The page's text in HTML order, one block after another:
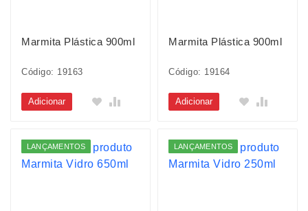
Marmita Plástica 900ml
Código: 19163
Adicionar
Marmita Plástica 900ml
Código: 19164
Adicionar
LANÇAMENTOS LANÇAMENTOS